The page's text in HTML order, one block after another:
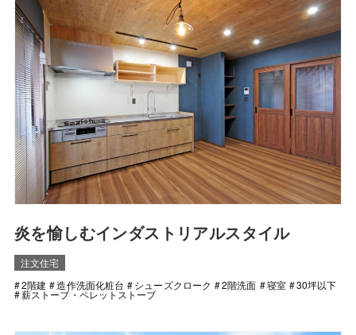
炎を愉しむインダストリアルスタイル
注文住宅
2階建
造作洗面化粧台 シューズクローク 2階洗面 寝室 30坪以下
薪ストーブ・ペレットストーブ